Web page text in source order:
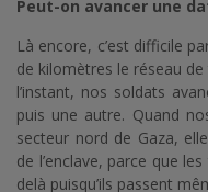
Peut-on avancer une
Là encore, c’est difficile
de kilomètres le réseau
l’instant, nos soldats
puis une autre. Quand
secteur nord de Gaza,
de l’enclave, parce que
delà puisqu’ils passent